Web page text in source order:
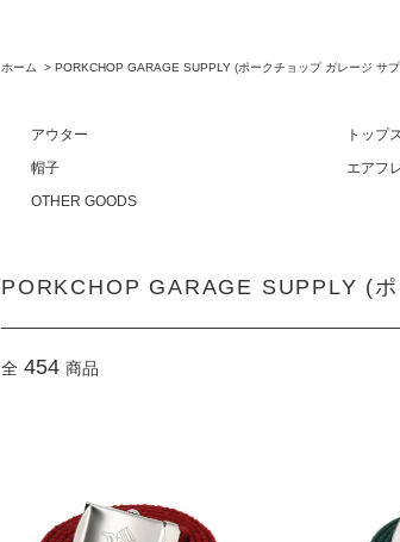
ホーム > PORKCHOP GARAGE SUPPLY (ポークチョップ ガレージ サ
アウター トップ
帽子
エアフ
OTHER GOODS
PORKCHOP GARAGE SUPPLY (
全 454 商品